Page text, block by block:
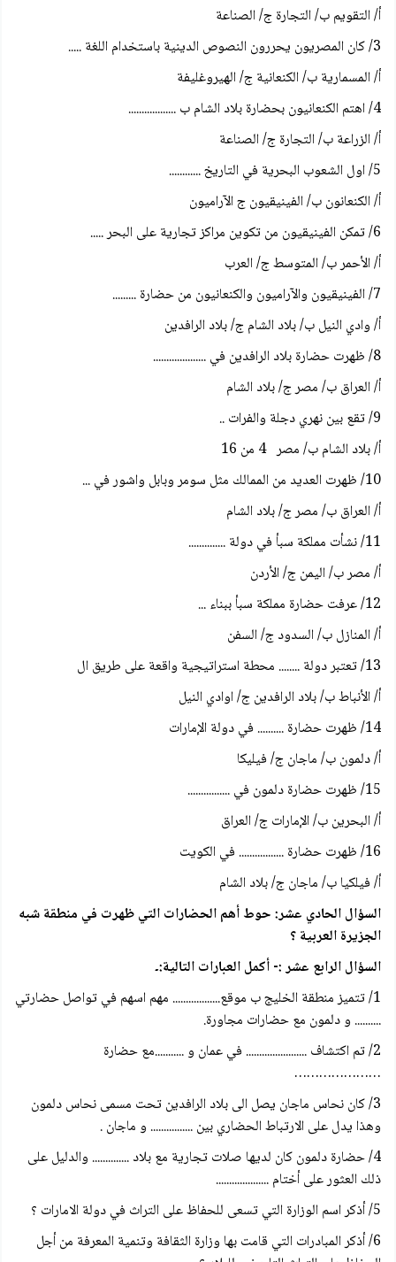
أ/ التقويم ب/ التجارة ج/ الصناعة
3/ كان المصريون يحررون النصوص الدينية باستخدام اللغة .....
أ/ المسمارية ب/ الكنعانية ج/ الهيروغليفة
4/ اهتم الكنعانيون بحضارة بلاد الشام ب ..................
أ/ الزراعة ب/ التجارة ج/ الصناعة
5/ اول الشعوب البحرية في التاريخ ............
أ/ الكنعانون ب/ الفينيقيون ج الآراميون
6/ تمكن الفينيقيون من تكوين مراكز تجارية على البحر .....
أ/ الأحمر ب/ المتوسط ج/ العرب
7/ الفينيقيون والآراميون والكنعانيون من حضارة .........
أ/ وادي النيل ب/ بلاد الشام ج/ بلاد الرافدين
8/ ظهرت حضارة بلاد الرافدين في ....................
أ/ العراق ب/ مصر ج/ بلاد الشام
9/ تقع بين نهري دجلة والفرات ..
أ/ بلاد الشام ب/ مصر 4 من 16
10/ ظهرت العديد من الممالك مثل سومر وبابل واشور في ...
أ/ العراق ب/ مصر ج/ بلاد الشام
11/ نشأت مملكة سبأ في دولة ..............
أ/ مصر ب/ اليمن ج/ الأردن
12/ عرفت حضارة مملكة سبأ ببناء ...
أ/ المنازل ب/ السدود ج/ السفن
13/ تعتبر دولة ........ محطة استراتيجية واقعة على طريق ال
أ/ الأنباط ب/ بلاد الرافدين ج/ اوادي النيل
14/ ظهرت حضارة .......... في دولة الإمارات
أ/ دلمون ب/ ماجان ج/ فيليكا
15/ ظهرت حضارة دلمون في ................
أ/ البحرين ب/ الإمارات ج/ العراق
16/ ظهرت حضارة ................. في الكويت
أ/ فيلكيا ب/ ماجان ج/ بلاد الشام
السؤال الحادي عشر: حوط أهم الحضارات التي ظهرت في منطقة شبه
الجزيرة العربية ؟
السؤال الرابع عشر :- أكمل العبارات التالية:۔
1/ تتميز منطقة الخليج ب موقع.................. مهم اسهم في تواصل حضارتي
.......... و دلمون مع حضارات مجاورة.
2/ تم اكتشاف ....................... في عمان و ...........مع حضارة
…………………
3/ كان نحاس ماجان يصل الى بلاد الرافدين تحت مسمى نحاس دلمون
وهذا يدل على الارتباط الحضاري بين ................ و ماجان .
4/ حضارة دلمون كان لديها صلات تجارية مع بلاد .............. والدليل على
ذلك العثور على أختام ....................
5/ أذكر اسم الوزارة التي تسعى للحفاظ على التراث في دولة الامارات ؟
6/ أذكر المبادرات التي قامت بها وزارة الثقافة وتنمية المعرفة من أجل